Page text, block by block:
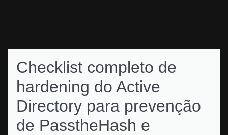
Checklist completo de
hardening do Active
Directory para prevenção
de PasstheHash e